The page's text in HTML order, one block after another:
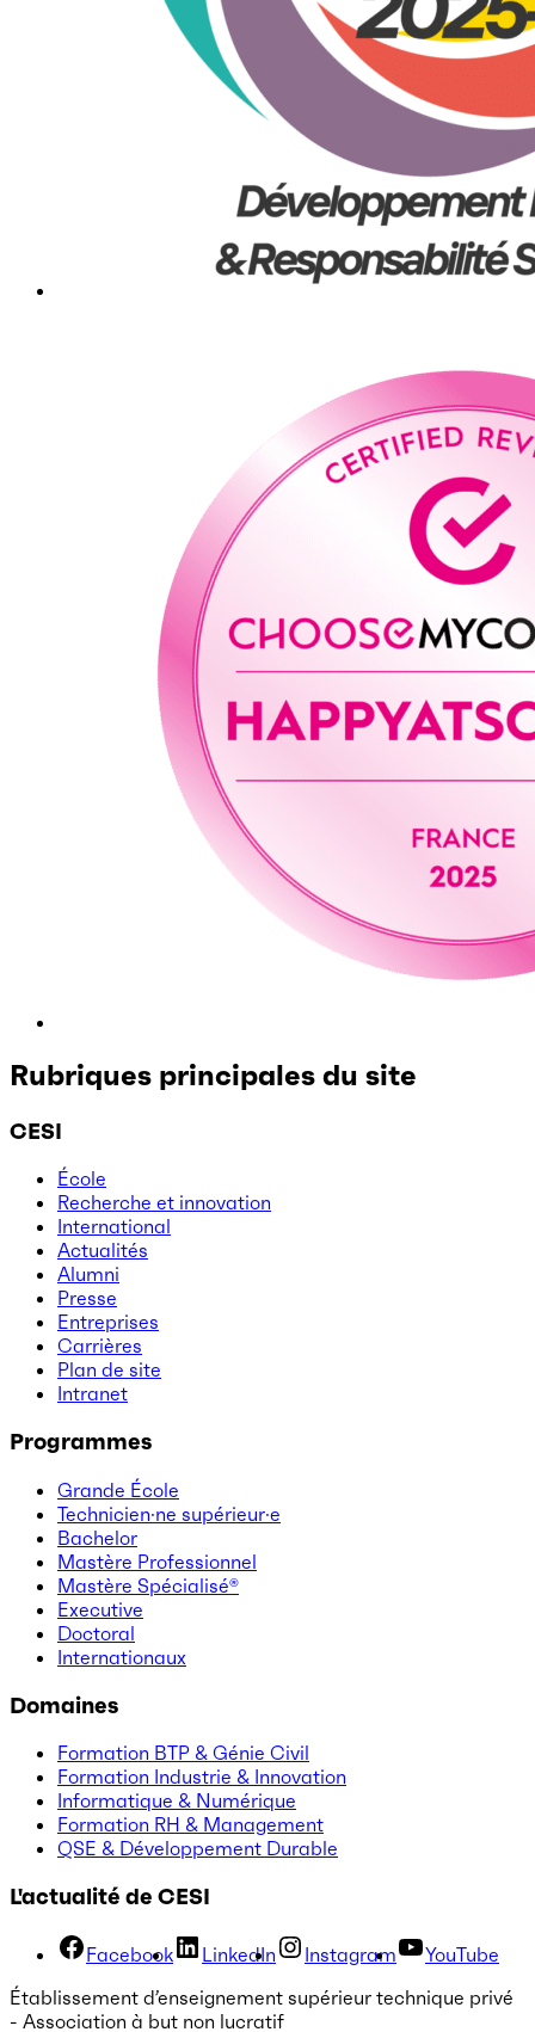
Rubriques principales du site
CESI
École
Recherche et innovation
International
Actualités
Alumni
Presse
Entreprises
Carrières
Plan de site
Intranet
Programmes
Grande École
Technicien·ne supérieur·e
Bachelor
Mastère Professionnel
Mastère Spécialisé®
Executive
Doctoral
Internationaux
Domaines
Formation BTP & Génie Civil
Formation Industrie & Innovation
Informatique & Numérique
Formation RH & Management
QSE & Développement Durable
L'actualité de CESI
Facebook LinkedIn Instagram
YouTube
Établissement d’enseignement supérieur technique privé
- Association à but non lucratif